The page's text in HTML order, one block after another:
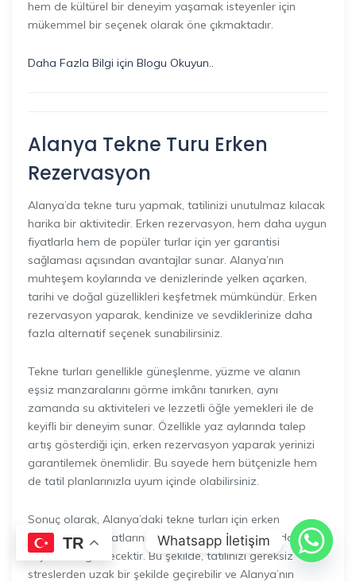
hem de kültürel bir deneyim yaşamak isteyenler için
mükemmel bir seçenek olarak öne çıkmaktadır.
Daha Fazla Bilgi için Blogu Okuyun..
Alanya Tekne Turu Erken
Rezervasyon
Alanya’da tekne turu yapmak, tatilinizi unutulmaz kılacak
harika bir aktivitedir. Erken rezervasyon, hem daha uygun
fiyatlarla hem de popüler turlar için yer garantisi
sağlaması açısından avantajlar sunar. Alanya’nın
muhteşem koylarında ve denizlerinde yelken açarken,
tarihi ve doğal güzellikleri keşfetmek mümkündür. Erken
rezervasyon yaparak, kendinize ve sevdiklerinize daha
fazla alternatif seçenek sunabilirsiniz.
Tekne turları genellikle güneşlenme, yüzme ve alanın
eşsiz manzaralarını görme imkânı tanırken, aynı
zamanda su aktiviteleri ve lezzetli öğle yemekleri ile de
keyifli bir deneyim sunar. Özellikle yaz aylarında talep
artış gösterdiği için, erken rezervasyon yaparak yerinizi
garantilemek önemlidir. Bu sayede hem bütçenizle hem
de tatil planlarınızla uyum içinde olabilirsiniz.
Sonuç olarak, Alanya’daki tekne turları için erken
rezervasyon fırsatlarını değerlendirmek, tatilinizi daha
keyifli hale getirecektir. Bu şekilde, tatilinizi gereksiz
streslerden uzak bir şekilde geçirebilir ve Alanya’nın
TR Whatsapp İletişim